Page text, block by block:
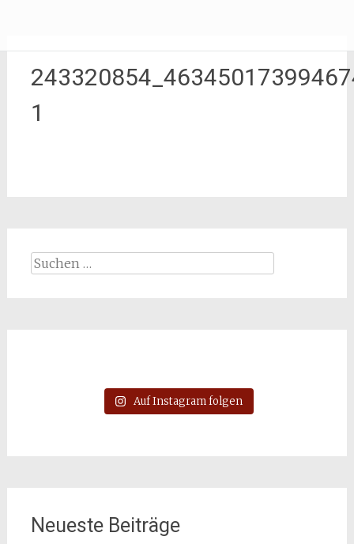
springen
1
Suchen
Auf Instagram folgen
Neueste Beiträge